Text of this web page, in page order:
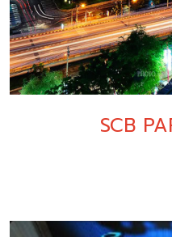
SCB